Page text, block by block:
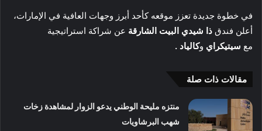
في خطوة جديدة تعزز موقعه كأحد أبرز وجهات العافية في الإمارات،
أعلن فندق ذا شيدي البيت الشارقة عن شراكة استراتيجية
مع سيتيكراي وكالياد .
مقالات ذات صلة
منتزه مليحة الوطني يدعو الزوار لمشاهدة زخات
شهب البرشاويات